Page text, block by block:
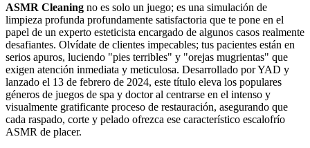
ASMR Cleaning no es solo un juego; es una simulación de
limpieza profunda profundamente satisfactoria que te pone en el
papel de un experto esteticista encargado de algunos casos realmente
desafiantes. Olvídate de clientes impecables; tus pacientes están en
serios apuros, luciendo "pies terribles" y "orejas mugrientas" que
exigen atención inmediata y meticulosa. Desarrollado por YAD y
lanzado el 13 de febrero de 2024, este título eleva los populares
géneros de juegos de spa y doctor al centrarse en el intenso y
visualmente gratificante proceso de restauración, asegurando que
cada raspado, corte y pelado ofrezca ese característico escalofrío
ASMR de placer.